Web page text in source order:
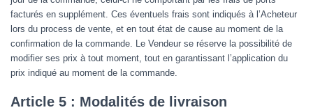
facturés en supplément. Ces éventuels frais sont indiqués à l’Acheteur
lors du process de vente, et en tout état de cause au moment de la
confirmation de la commande. Le Vendeur se réserve la possibilité de
modifier ses prix à tout moment, tout en garantissant l’application du
prix indiqué au moment de la commande.
Article 5 : Modalités de livraison